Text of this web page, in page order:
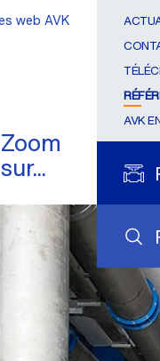
Zoom
sur...
AVK
web AVK